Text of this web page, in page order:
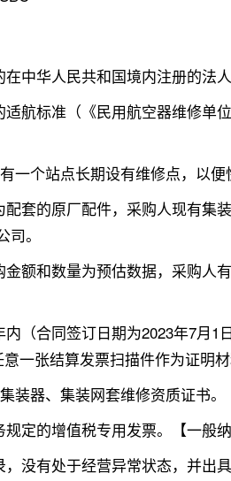
中华人民共和国境内注册的法
航标准（《民用航空器维修
个站点长期设有维修点，以便
套的原厂配件，采购人现有集
。
额和数量为预估数据，采购
（合同签订日期为2023年7月
一张结算发票扫描件作为证明材
装器、集装网套维修资质证书。
定的增值税专用发票。【一般
没有处于经营异常状态，并出